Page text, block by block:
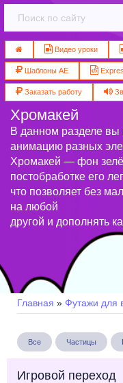
Видео уроки
Шаблоны AE
Заказать работу
Хромакей
В данном разделе вы
анимацию разных
Хромакей — фон
постобработке его
что позволяет без
на любой
другой и дополнять
Главная » Футажи для
Все Частицы
Игровой переход